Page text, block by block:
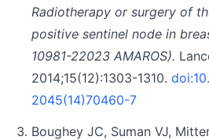
Radiotherapy or surgery of
positive sentinel node in
10981-22023 AMAROS).
2014;15(12):1303-1310.
2045(14)70460-7
Boughey JC, Suman VJ,